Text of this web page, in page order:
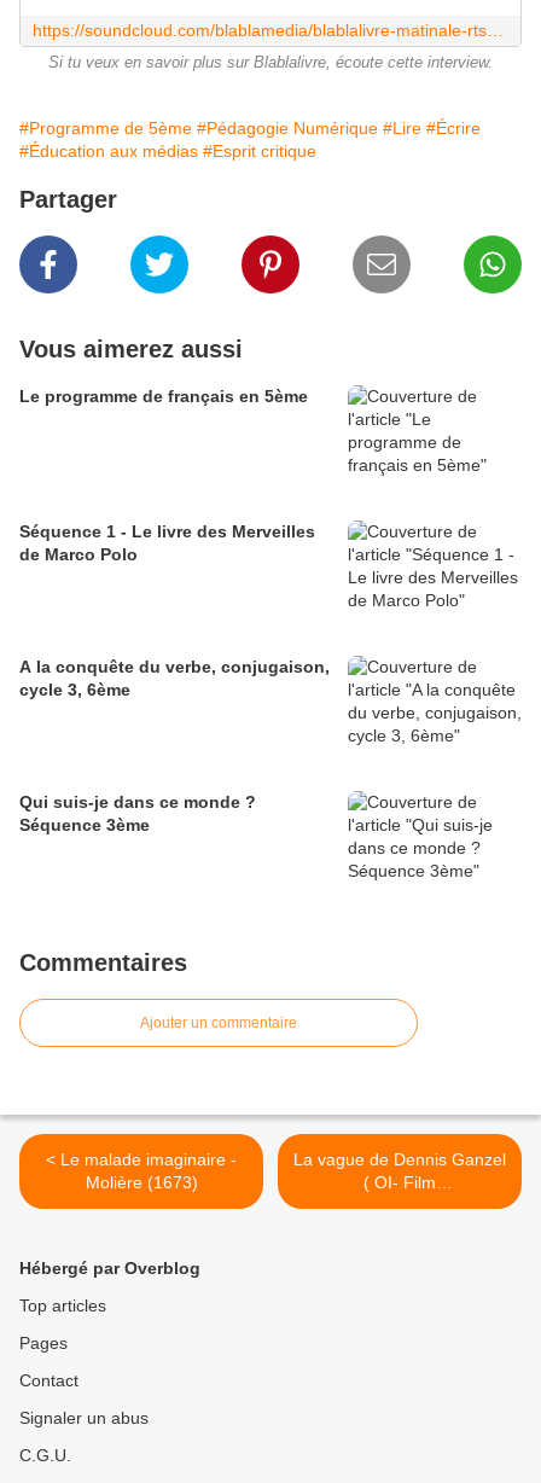
Si tu veux en savoir plus sur Blablalivre, écoute cette interview.
#Programme de 5ème #Pédagogie Numérique #Lire #Écrire
#Éducation aux médias #Esprit critique
Partager
Vous aimerez aussi
Le programme de français en 5ème
Séquence 1 - Le livre des Merveilles
de Marco Polo
A la conquête du verbe, conjugaison,
cycle 3, 6ème
Qui suis-je dans ce monde ?
Séquence 3ème
Commentaires
Ajouter un commentaire
< Le malade imaginaire -
Molière (1673)
La vague de Dennis Ganzel
( OI- Film
cinématographique) >
Hébergé par Overblog
Top articles
Pages
Contact
Signaler un abus
C.G.U.